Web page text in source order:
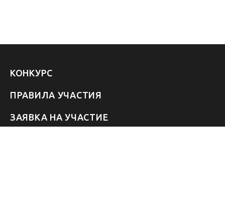
КОНКУРС
ПРАВИЛА УЧАСТИЯ
ЗАЯВКА НА УЧАСТИЕ